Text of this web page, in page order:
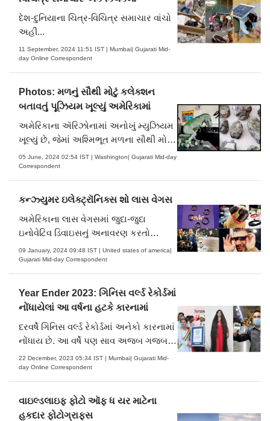
દેશ-દુનિયાના ચિત્ર-વિચિત્ર સમાચાર વાંચો
અહીં...
11 September, 2024 11:51 IST | Mumbai| Gujarati Mid-
day Online Correspondent
Photos: મળનું સૌથી મોટું કલેક્શન
બતાવતું પૂઝિયમ ખૂલ્યું અમેરિકામાં
અમેરિકાના ઍરિઝોનામાં અનોખું મ્યુઝિયમ
ખૂલ્યું છે, જેમાં અશ્મિભૂત મળના સૌથી મોટા
કલેક્શનને રજૂ કરવામાં આવશે. જ્યૉર્જ
ફ્રેન્ડ્સેન નામના માણસ પાસે વિશ્વનું સૌથી
મોટું ડાઇનોસૉરના મળ અને અન્ય પ્રાચીન
કચરાનું કલેક્શન છે. (તસવીર સૌજન્ય મિડ-
ડે ગુજરાતી)
05 June, 2024 02:54 IST | Washington| Gujarati Mid-day
Correspondent
કન્ઝ્‍યુમર ઇલેક્ટ્રૉનિક્સ શો લાસ વેગસ
અમેરિકાના લાસ વેગસમાં જુદા-જુદા
ઇનોવેટિવ ડિવાઇસનું અનાવરણ કરતો
કન્ઝ્‍યુમર ઇલેક્ટ્રૉનિક્સ શો (સીઈએસ)
શરૂ થયો છે અને એ બહુ લોકપ્રિય છે.
તસવીર : એ.એફ.પી.
09 January, 2024 09:48 IST | United states of america|
Gujarati Mid-day Correspondent
Year Ender 2023: ગિનિસ વર્લ્ડ રેકોર્ડમાં
નોંધાયેલાં આ વર્ષના હટકે કારનામાં
દરવર્ષે ગિનિસ વર્લ્ડ રેકોર્ડમાં અનેકો કારનામાં
નોંધાય છે. આ વર્ષે પણ સાવ અજબ ગજબ
પરફોર્મન્સ આપી અનેક લોકોએ જુદા જુદા
રેકોર્ડ પોતાને નામે કર્યા છે. કોઈએ સૌથી
લાંબા વાળ માટે તો કોઈએ ડાન્સ મેરેથોન
કરીને વિક્રમ સ્થાપ્યો છે. (તસવીરો: ગિનિસ
વર્લ્ડ રેકોર્ડન.....
22 December, 2023 05:34 IST | Mumbai| Gujarati Mid-
day Online Correspondent
વાઇલ્ડલાઇફ ફોટો ઑફ ધ યર માટેના
હકદાર ફોટોગ્રાફ્સ